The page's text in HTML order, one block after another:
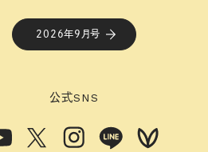
2026年9月号
公式SNS